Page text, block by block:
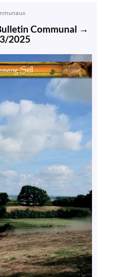
Communal →
2025